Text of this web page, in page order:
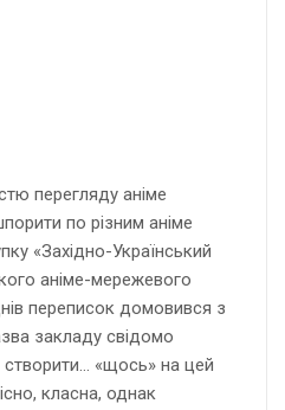
перегляду аніме
по різним аніме
«Західно-Український
аніме-мережевого
переписок домовився з
закладу свідомо
створити… «щось» на цей
класна, однак